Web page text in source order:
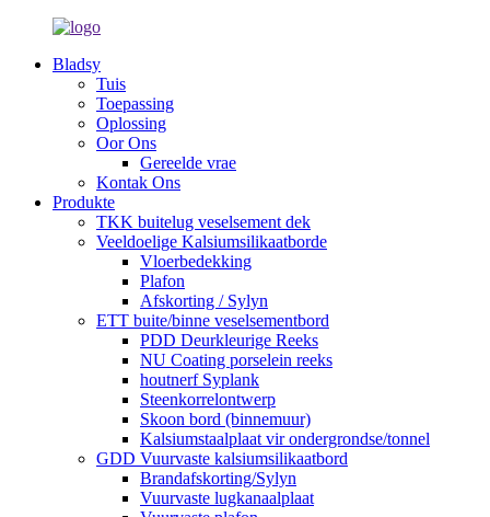
Bladsy
Tuis
Toepassing
Oplossing
Oor Ons
Gereelde vrae
Kontak Ons
Produkte
TKK buitelug veselsement dek
Veeldoelige Kalsiumsilikaatborde
Vloerbedekking
Plafon
Afskorting / Sylyn
ETT buite/binne veselsementbord
PDD Deurkleurige Reeks
NU Coating porselein reeks
houtnerf Syplank
Steenkorrelontwerp
Skoon bord (binnemuur)
Kalsiumstaalplaat vir ondergrondse/tonnel
GDD Vuurvaste kalsiumsilikaatbord
Brandafskorting/Sylyn
Vuurvaste lugkanaalplaat